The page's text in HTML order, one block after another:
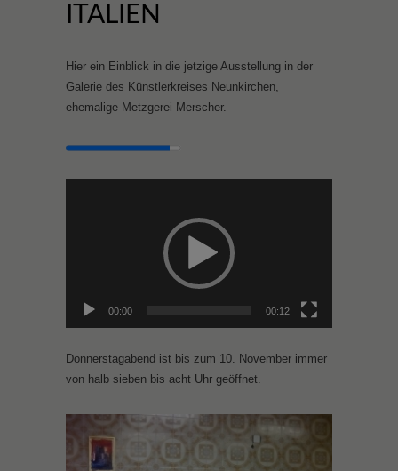
ITALIEN
Hier ein Einblick in die jetzige Ausstellung in der
Galerie des Künstlerkreises Neunkirchen,
ehemalige Metzgerei Merscher.
00:00 00:12
Donnerstagabend ist bis zum 10. November immer
von halb sieben bis acht Uhr geöffnet.